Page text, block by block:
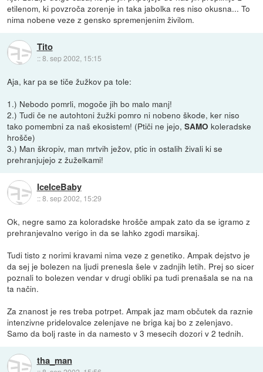
etilenom, ki povzroča zorenje in taka jabolka res niso okusna... To
nima nobene veze z gensko spremenjenim živilom.
Tito
::8. sep 2002, 15:15
Aja, kar pa se tiče žužkov pa tole:
1.) Nebodo pomrli, mogoče jih bo malo manj!
2.) Tudi če ne autohtoni žužki pomro ni nobeno škode, ker niso
tako pomembni za naš ekosistem! (Ptiči ne jejo,SAMO koleradske
hrošče)
3.) Man škropiv, man mrtvih ježov, ptic in ostalih živali ki se
prehranjujejo z žuželkami!
IceIceBaby
::8. sep 2002, 15:29
Ok, negre samo za koloradske hrošče ampak zato da se igramo z
prehranjevalno verigo in da se lahko zgodi marsikaj.
Tudi tisto z norimi kravami nima veze z genetiko. Ampak dejstvo je
da sej je bolezen na ljudi prenesla šele v zadnjih letih. Prej so sicer
poznali to bolezen vendar v drugi obliki pa tudi prenašala se na na
ta način.
Za znanost je res treba potrpet. Ampak jaz mam občutek da raznie
intenzivne pridelovalce zelenjave ne briga kaj bo z zelenjavo.
Samo da bolj raste in da namesto v 3 mesecih dozori v 2 tednih.
tha_man